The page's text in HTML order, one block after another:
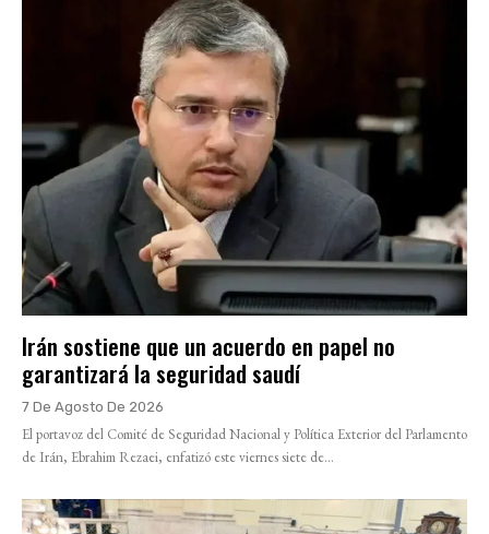
Irán sostiene que un acuerdo en papel no
garantizará la seguridad saudí
7 De Agosto De 2026
El portavoz del Comité de Seguridad Nacional y Política Exterior del Parlamento
de Irán, Ebrahim Rezaei, enfatizó este viernes siete de...